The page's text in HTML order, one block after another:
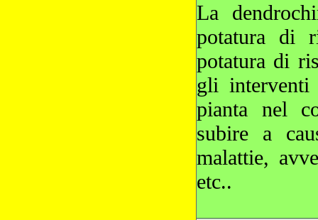
La
potatura di
potatura di
gli interventi
pianta nel
subire a
malattie,
etc..